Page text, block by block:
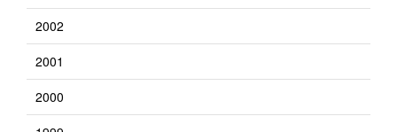
2002
2001
2000